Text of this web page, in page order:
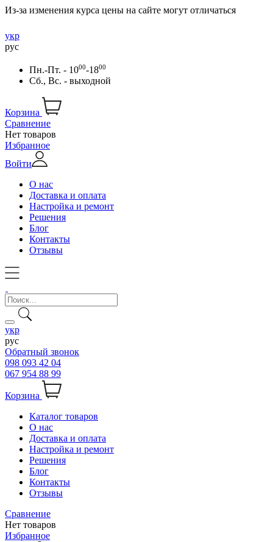
Из-за изменения курса цены на сайте могут отличаться
укр
рус
Пн.-Пт. - 1000-1800
Сб., Вс. - выходной
Корзина
Сравнение
Нет товаров
Избранное
Войти
О нас
Доставка и оплата
Настройка и ремонт
Решения
Блог
Контакты
Отзывы
укр
рус
Обратный звонок
098 093 42 04
067 954 88 99
Корзина
Каталог товаров
О нас
Доставка и оплата
Настройка и ремонт
Решения
Блог
Контакты
Отзывы
Сравнение
Нет товаров
Избранное